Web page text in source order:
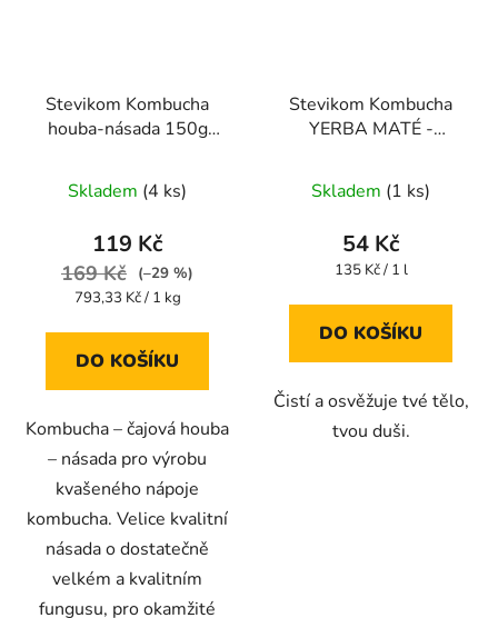
Stevikom Kombucha
houba-násada 150g
Stevikom 150 g
hodnocení
produktu
je
4,4
5
Skladem (4 ks)
119 Kč
169 Kč
(–29 %)
Měrná
793,33 Kč / 1 kg
DO KOŠÍKU
Kombucha – čajová houba
– násada pro výrobu
kvašeného nápoje
kombucha. Velice kvalitní
násada o dostatečně
velkém a kvalitním
fungusu, pro okamžité
Stevikom Kombucha
YERBA MATÉ -
Skladem (1 ks)
54 Kč
Měrná
135 Kč / 1 l
DO KOŠÍKU
Čistí a osvěžuje tvé tělo,
tvou duši.